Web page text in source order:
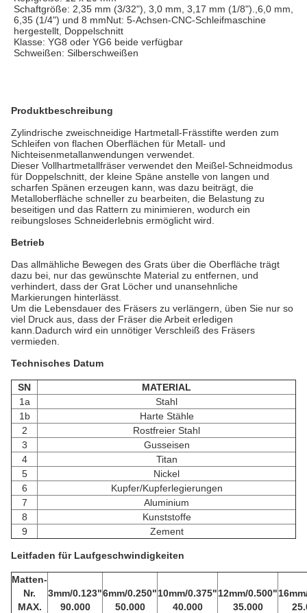
Schaftgröße: 2,35 mm (3/32"), 3,0 mm, 3,17 mm (1/8").,6,0 mm,
6,35 (1/4") und 8 mmNut: 5-Achsen-CNC-Schleifmaschine
hergestellt, Doppelschnitt
Klasse: YG8 oder YG6 beide verfügbar
Schweißen: Silberschweißen
Produktbeschreibung
Zylindrische zweischneidige Hartmetall-Frässtifte werden zum
Schleifen von flachen Oberflächen für Metall- und
Nichteisenmetallanwendungen verwendet.
Dieser Vollhartmetallfräser verwendet den Meißel-Schneidmodus
für Doppelschnitt, der kleine Späne anstelle von langen und
scharfen Spänen erzeugen kann, was dazu beiträgt, die
Metalloberfläche schneller zu bearbeiten, die Belastung zu
beseitigen und das Rattern zu minimieren, wodurch ein
reibungsloses Schneiderlebnis ermöglicht wird.
Betrieb
Das allmähliche Bewegen des Grats über die Oberfläche trägt
dazu bei, nur das gewünschte Material zu entfernen, und
verhindert, dass der Grat Löcher und unansehnliche
Markierungen hinterlässt.
Um die Lebensdauer des Fräsers zu verlängern, üben Sie nur so
viel Druck aus, dass der Fräser die Arbeit erledigen
kann.Dadurch wird ein unnötiger Verschleiß des Fräsers
vermieden.
Technisches Datum
SN
MATERIAL
1a
Stahl
1b
Harte Stähle
2
Rostfreier Stahl
3
Gusseisen
4
Titan
5
Nickel
6
Kupfer/Kupferlegierungen
7
Aluminium
8
Kunststoffe
9
Zement
Leitfaden für Laufgeschwindigkeiten
Matten-
Nr.
MAX.
3mm/0.123"
90.000
6mm/0.250"
50.000
10mm/0.375"
40.000
12mm/0.500"
35.000